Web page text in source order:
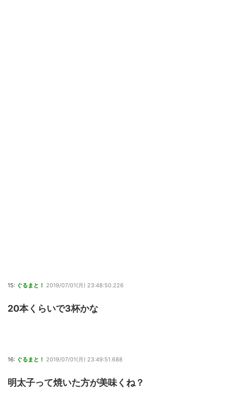
15: ぐるまと！ 2019/07/01(月) 23:48:50.226
20本くらいで3杯かな
16: ぐるまと！ 2019/07/01(月) 23:49:51.688
明太子って焼いた方が美味くね？